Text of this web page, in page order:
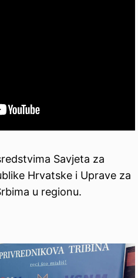
Savjeta za
Hrvatske i Uprave za
u regionu.